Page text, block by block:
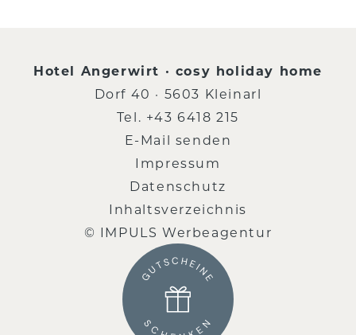
Hotel Angerwirt · cosy holiday home
Dorf 40 · 5603 Kleinarl
Tel. +43 6418 215
E-Mail senden
Impressum
Datenschutz
Inhaltsverzeichnis
© IMPULS Werbeagentur